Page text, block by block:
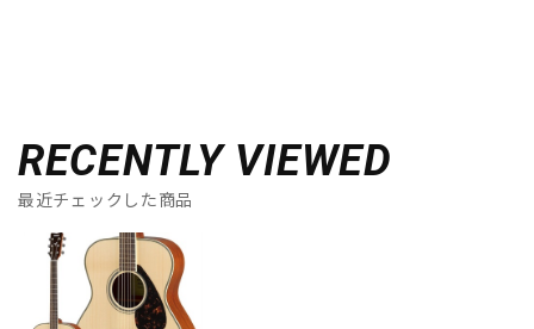
RECENTLY VIEWED
最近チェックした商品